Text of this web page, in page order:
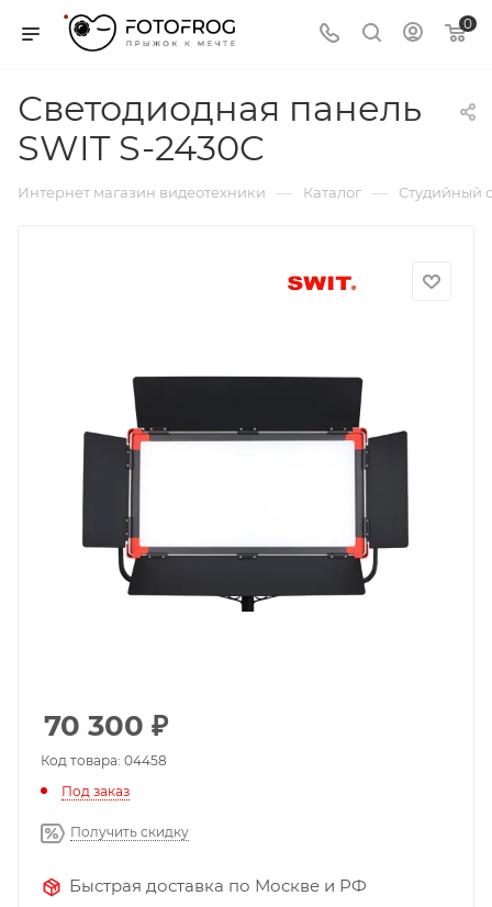
0
Светодиодная панель
SWIT S-2430C
Интернет магазин видеотехники — Каталог — Студийный
70 300 ₽
Код товара: 04458
Под заказ
Получить скидку
Быстрая доставка по Москве и РФ